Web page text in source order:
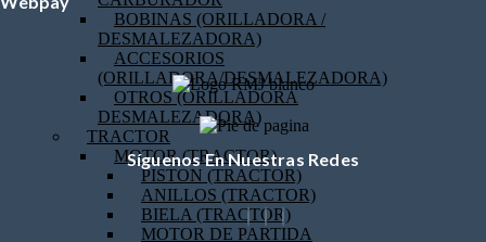
BOBINAS (ORILLADORA /
DESMALEZADORA)
ACCESORIOS
(ORILLADORA/DESMALEZADORA)
OTROS (ORILLADORA
DESMALEZADORA)
TRACTOR
MOTOR (TRACTOR)
PISTON (TRACTOR)
ANILLOS (TRACTOR)
BIELA (TRACTOR)
MOTOR DE PARTIDA
Síguenos En Nuestras Redes